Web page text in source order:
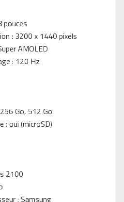
pouces
: 3200 x 1440 pixels
AMOLED
: 120 Hz
Go, 512 Go
: oui (microSD)
2100
: Samsung